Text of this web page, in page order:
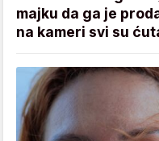
majku da ga je
na kameri svi su